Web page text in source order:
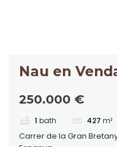
Nau en
250.000 €
1 bath 427 m²
Carrer de la Gran